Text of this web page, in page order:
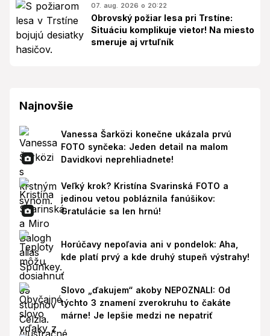
07. aug. 2026 o 20:22
Obrovský požiar lesa pri Trstíne:
Situáciu komplikuje vietor! Na miesto
smeruje aj vrtuľník
Najnovšie
Vanessa Šarközi konečne ukázala prvú
FOTO synčeka: Jeden detail na malom
Davidkovi neprehliadnete!
Veľký krok? Kristína Svarinská FOTO a
jedinou vetou pobláznila fanúšikov:
Gratulácie sa len hrnú!
Horúčavy nepoľavia ani v pondelok: Aha,
kde platí prvý a kde druhý stupeň výstrahy!
Slovo „ďakujem“ akoby NEPOZNALI: Od
týchto 3 znamení zverokruhu to čakáte
márne! Je lepšie medzi ne nepatriť